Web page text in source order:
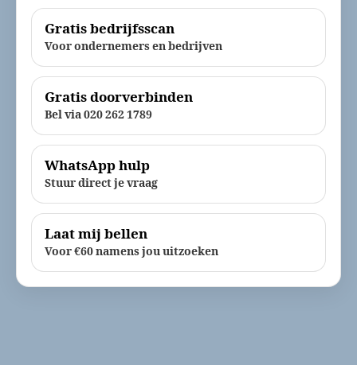
Gratis bedrijfsscan
Voor ondernemers en bedrijven
Gratis doorverbinden
Bel via 020 262 1789
WhatsApp hulp
Stuur direct je vraag
Laat mij bellen
Voor €60 namens jou uitzoeken